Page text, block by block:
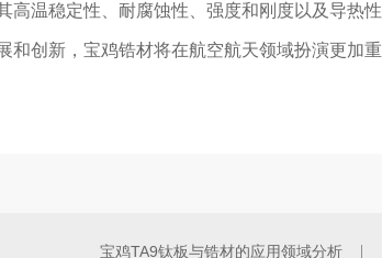
高温稳定性、耐腐蚀性、强度和刚度以及导热性
和创新，宝鸡锆材将在航空航天领域扮演更加重
宝鸡TA9钛板与锆材的应用领域分析